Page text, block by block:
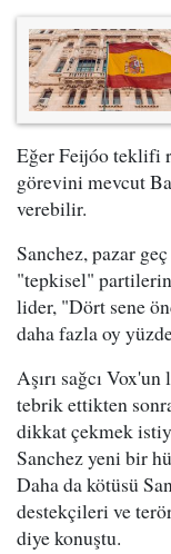
Eğer Feijóo teklifi
görevini mevcut
verebilir.
Sanchez, pazar
"tepkisel"
lider, "Dört sene
daha fazla oy
Aşırı sağcı
tebrik ettikten
dikkat çekmek
Sanchez yeni bir
Daha da kötüsü
destekçileri ve
diye konuştu.